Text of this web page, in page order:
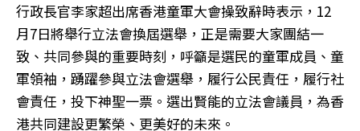
行政長官李家超出席香港童軍大會操致辭時表示，12
月7日將舉行立法會換屆選舉，正是需要大家團結一
致、共同參與的重要時刻，呼籲是選民的童軍成員、童
軍領袖，踴躍參與立法會選舉，履行公民責任，履行社
會責任，投下神聖一票。選出賢能的立法會議員，為香
港共同建設更繁榮、更美好的未來。